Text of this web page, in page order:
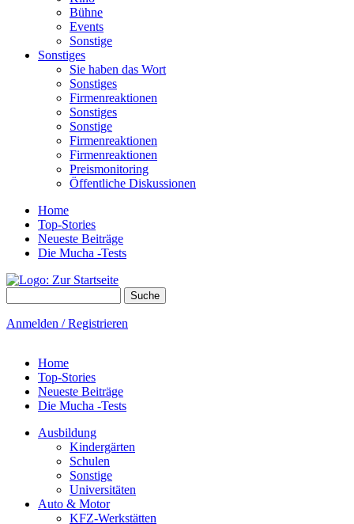
Bühne
Events
Sonstige
Sonstiges
Sie haben das Wort
Sonstiges
Firmenreaktionen
Sonstiges
Sonstige
Firmenreaktionen
Firmenreaktionen
Preismonitoring
Öffentliche Diskussionen
Home
Top-Stories
Neueste Beiträge
Die Mucha -Tests
Anmelden / Registrieren
Home
Top-Stories
Neueste Beiträge
Die Mucha -Tests
Ausbildung
Kindergärten
Schulen
Sonstige
Universitäten
Auto & Motor
KFZ-Werkstätten